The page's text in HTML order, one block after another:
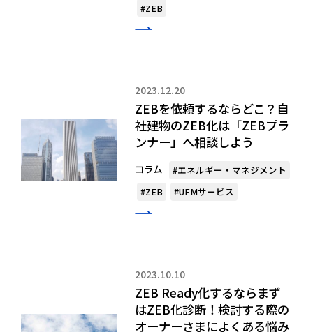
#ZEB
2023.12.20
ZEBを依頼するならどこ？自
社建物のZEB化は「ZEBプラ
ンナー」へ相談しよう
コラム
#エネルギー・マネジメント
#ZEB
#UFMサービス
2023.10.10
ZEB Ready化するならまず
はZEB化診断！検討する際の
オーナーさまによくある悩み